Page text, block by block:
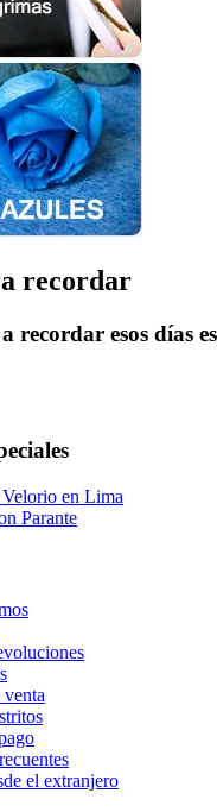
recordar
recordar esos días
en Lima
Parante
el extranjero